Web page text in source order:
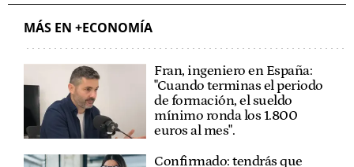
MÁS EN +ECONOMÍA
Fran, ingeniero en España:
"Cuando terminas el periodo
de formación, el sueldo
mínimo ronda los 1.800
euros al mes".
Confirmado: tendrás que